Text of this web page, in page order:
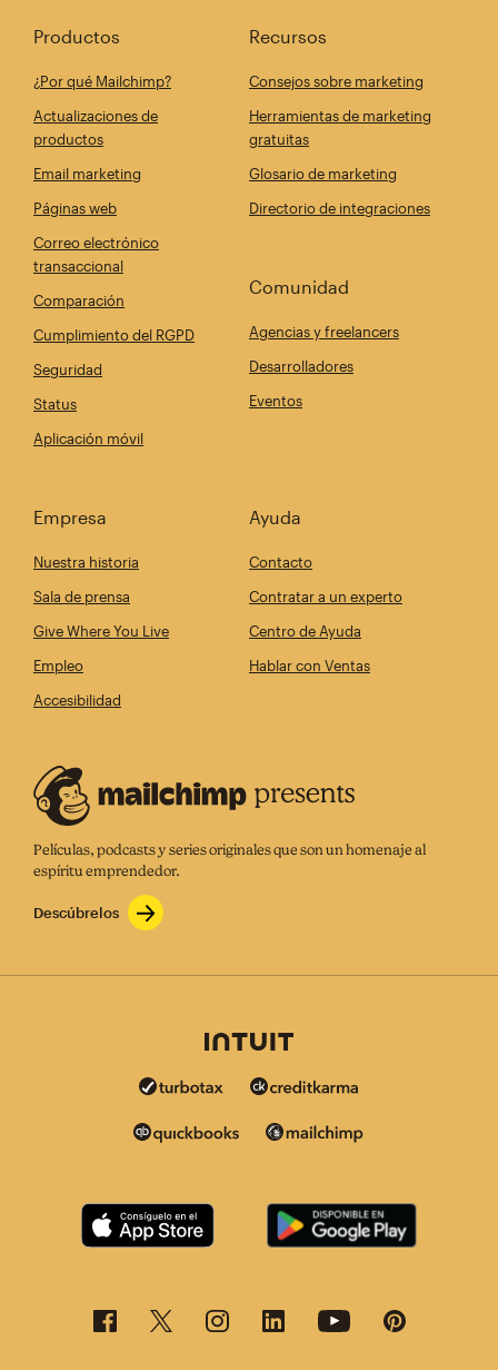
Productos
¿Por qué Mailchimp?
Actualizaciones de
productos
Email marketing
Páginas web
Correo electrónico
transaccional
Comparación
Cumplimiento del RGPD
Seguridad
Status
Aplicación móvil
Recursos
Consejos sobre marketing
Herramientas de marketing
gratuitas
Glosario de marketing
Directorio de integraciones
Comunidad
Agencias y freelancers
Desarrolladores
Eventos
Empresa
Nuestra historia
Sala de prensa
Give Where You Live
Empleo
Accesibilidad
Ayuda
Contacto
Contratar a un experto
Centro de Ayuda
Hablar con Ventas
Películas, podcasts y series originales que son un homenaje al
espíritu emprendedor.
Descúbrelos